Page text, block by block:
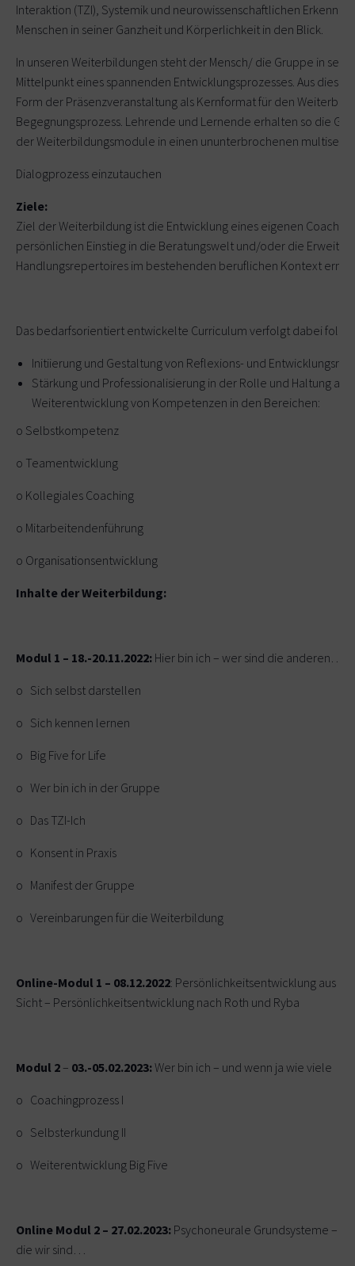
Interaktion (TZI), Systemik und neurowissenschaftlichen
Menschen in seiner Ganzheit und Körperlichkeit in den Blick.
In unseren Weiterbildungen steht der Mensch/ die Gruppe in
Mittelpunkt eines spannenden Entwicklungsprozesses. Aus
Form der Präsenzveranstaltung als Kernformat für den
Begegnungsprozess. Lehrende und Lernende erhalten so die
der Weiterbildungsmodule in einen ununterbrochenen
Dialogprozess einzutauchen
Ziele:
Ziel der Weiterbildung ist die Entwicklung eines eigenen
persönlichen Einstieg in die Beratungswelt und/oder die
Handlungsrepertoires im bestehenden beruflichen Kontext
Das bedarfsorientiert entwickelte Curriculum verfolgt dabei
Initiierung und Gestaltung von Reflexions- und
Stärkung und Professionalisierung in der Rolle und Haltung als
Weiterentwicklung von Kompetenzen in den Bereichen:
o Selbstkompetenz
o Teamentwicklung
o Kollegiales Coaching
o Mitarbeitendenführung
o Organisationsentwicklung
Inhalte der Weiterbildung:
Modul 1 – 18.-20.11.2022: Hier bin ich – wer sind die anderen…
o Sich selbst darstellen
o Sich kennen lernen
o Big Five for Life
o Wer bin ich in der Gruppe
o Das TZI-Ich
o Konsent in Praxis
o Manifest der Gruppe
o Vereinbarungen für die Weiterbildung
Online-Modul 1 – 08.12.2022: Persönlichkeitsentwicklung aus
Sicht – Persönlichkeitsentwicklung nach Roth und Ryba
Modul 2 – 03.-05.02.2023:Wer bin ich – und wenn ja wie viele
o Coachingprozess I
o Selbsterkundung II
o Weiterentwicklung Big Five
Online Modul 2 – 27.02.2023: Psychoneurale Grundsysteme –
die wir sind…